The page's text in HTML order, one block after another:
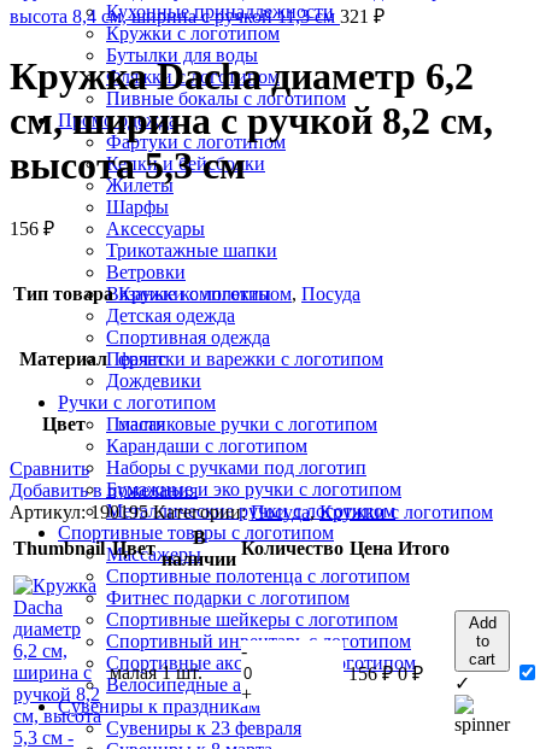
Кухонные принадлежности
Кружки с логотипом
Бутылки для воды
Фляжки с логотипом
Пивные бокалы с логотипом
Промо одежда
Фартуки с логотипом
Кепки и бейсболки
Жилеты
Шарфы
Аксессуары
Трикотажные шапки
Ветровки
Вязаные комплекты
Детская одежда
Спортивная одежда
Перчатки и варежки с логотипом
Дождевики
Ручки с логотипом
Пластиковые ручки с логотипом
Карандаши с логотипом
Наборы с ручками под логотип
Бумажные и эко ручки с логотипом
Металлические ручки с логотипом
Спортивные товары с логотипом
Массажеры
Спортивные полотенца с логотипом
Фитнес подарки с логотипом
Спортивные шейкеры с логотипом
Спортивный инвентарь с логотипом
Спортивные аксессуары с логотипом
Велосипедные аксессуары
Сувениры к праздникам
Сувениры к 23 февраля
высота 8,4 см, ширина с ручкой 11,3 см 321 ₽
Кружка Dacha диаметр 6,2
см, ширина с ручкой 8,2 см,
высота 5,3 см
156 ₽
Тип товара Кружки с логотипом, Посуда
Материал фаянс
Цвет малая
Сравнить
Добавить в пожелания
Артикул:190195Категории: Посуда, Кружки с логотипом
Thumbnail Цвет
В
наличии
Количество Цена Итого
малая 1 шт.
-
+
156₽ 0₽
Add
to
cart
✓